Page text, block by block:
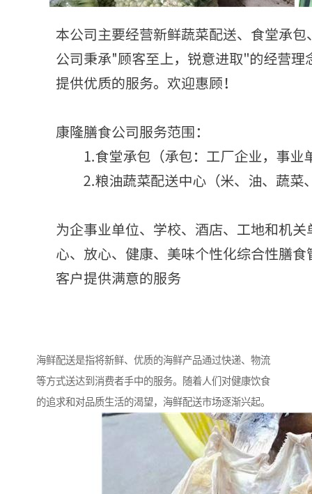
海鲜配送是指将新鲜、优质的海鲜产品通过快递、物流
等方式送达到消费者手中的服务。随着人们对健康饮食
的追求和对品质生活的渴望，海鲜配送市场逐渐兴起。